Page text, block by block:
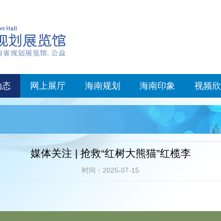
网上展厅 海南规划 海南印象 视频
媒体关注 | 抢救“红树大熊猫”红榄李
时间：2025-07-15